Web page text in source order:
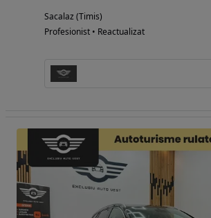
Sacalaz (Timis)
Profesionist • Reactualizat